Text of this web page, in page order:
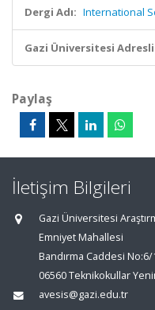
Dergi Adı: International
Gazi Üniversitesi
Paylaş
İletişim Bilgileri
Gazi Üniversitesi
Emniyet Mahallesi
Bandırma Caddesi
06560 Teknikokullar
avesis@gazi.edu.tr